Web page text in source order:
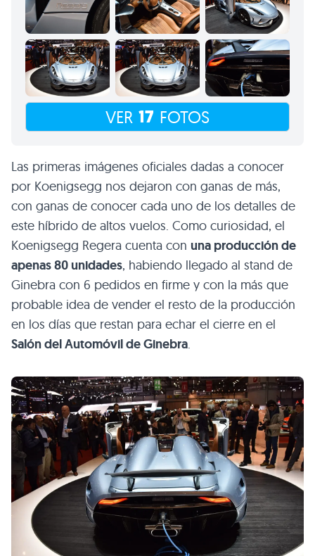
VER 17 FOTOS
Las primeras imágenes oficiales dadas a conocer
por Koenigsegg nos dejaron con ganas de más,
con ganas de conocer cada uno de los detalles de
este híbrido de altos vuelos. Como curiosidad, el
Koenigsegg Regera cuenta con una producción de
apenas 80 unidades, habiendo llegado al stand de
Ginebra con 6 pedidos en firme y con la más que
probable idea de vender el resto de la producción
en los días que restan para echar el cierre en el
Salón del Automóvil de Ginebra